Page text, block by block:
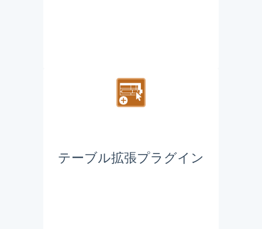
テーブル拡張プラグイン